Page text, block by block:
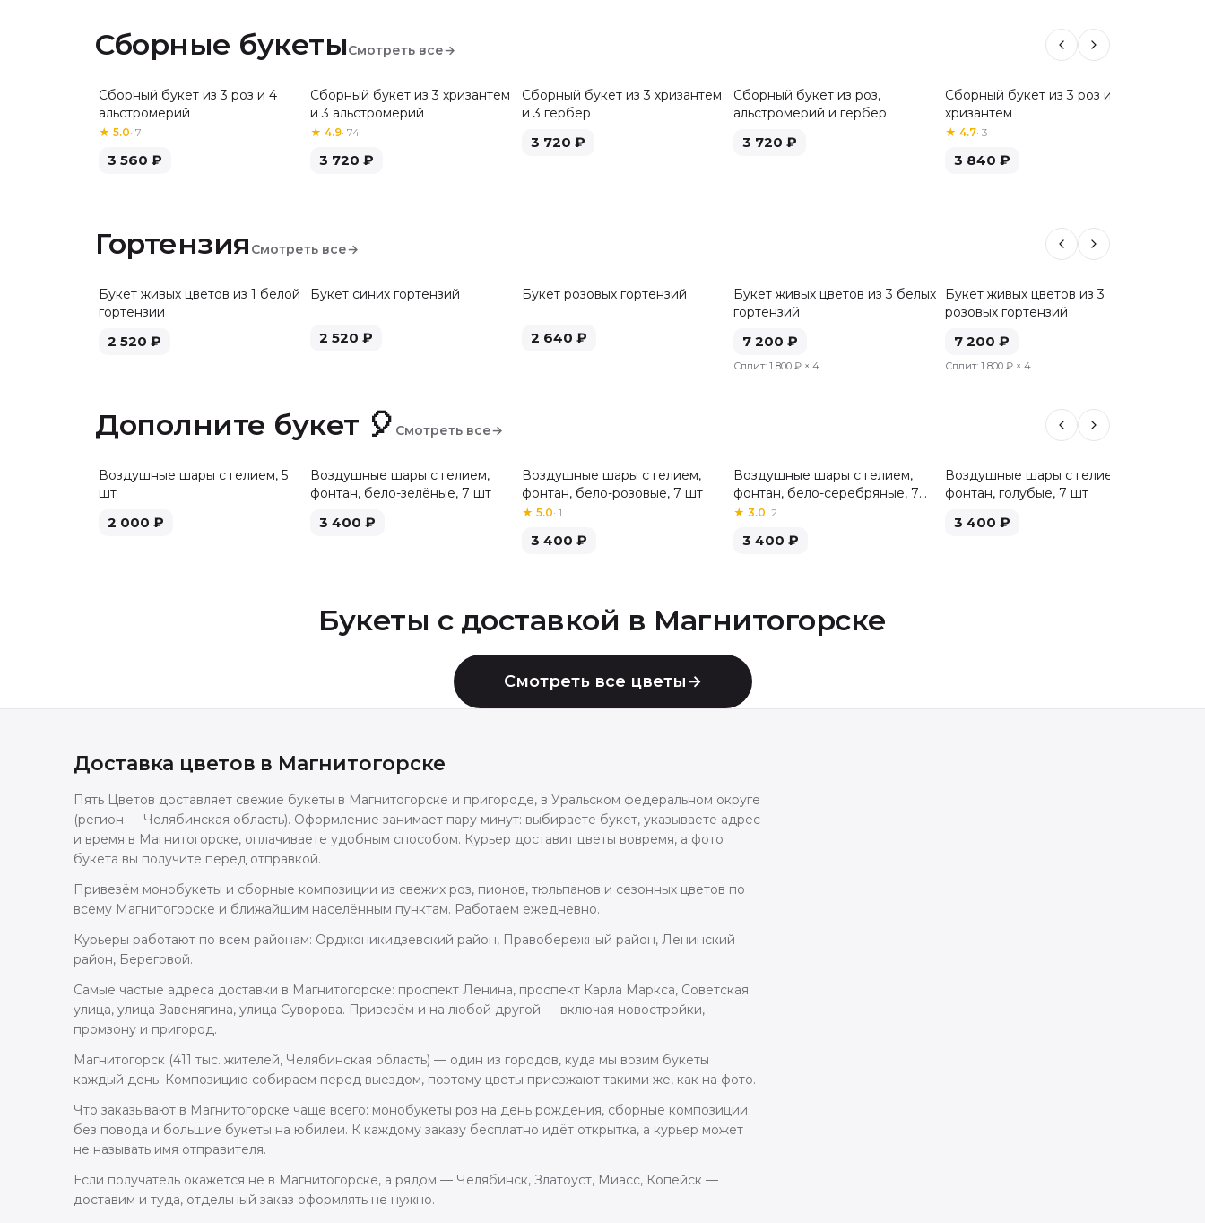
Сборные букетыСмотреть все→
Сборный букет из 3 роз и 4
альстромерий
★ 5.0· 7
3 560 ₽
Хит
Сборный букет из 3 хризантем
и 3 альстромерий
★ 4.9· 74
3 720 ₽
Сборный букет из 3 хризантем
и 3 гербер
3 720 ₽
Сборный букет из роз,
альстромерий и гербер
3 720 ₽
Сборный букет из 3 роз и 3
хризантем
★ 4.7· 3
3 840 ₽
Гортензия Смотреть все→
Букет живых цветов из 1 белой
гортензии
2 520 ₽
Букет синих гортензий
2 520 ₽
Букет розовых гортензий
2 640 ₽
Букет живых цветов из 3 белых
гортензий
7 200 ₽
Сплит: 1 800 ₽ × 4
Букет живых цветов из 3
розовых гортензий
7 200 ₽
Сплит: 1 800 ₽ × 4
Дополните букет 🎈 Смотреть все→
Воздушные шары с гелием, 5
шт
2 000 ₽
Воздушные шары с гелием,
фонтан, бело-зелёные, 7 шт
3 400 ₽
Воздушные шары с гелием,
фонтан, бело-розовые, 7 шт
★ 5.0· 1
3 400 ₽
Воздушные шары с гелием,
фонтан, бело-серебряные, 7
шт
★ 3.0· 2
3 400 ₽
Воздушные шары с гелием,
фонтан, голубые, 7 шт
3 400 ₽
Букеты с доставкой в Магнитогорске
Смотреть все цветы→
Доставка цветов в Магнитогорске
Пять Цветов доставляет свежие букеты в Магнитогорске и пригороде, в Уральском федеральном округе
(регион — Челябинская область). Оформление занимает пару минут: выбираете букет, указываете адрес
и время в Магнитогорске, оплачиваете удобным способом. Курьер доставит цветы вовремя, а фото
букета вы получите перед отправкой.
Привезём монобукеты и сборные композиции из свежих роз, пионов, тюльпанов и сезонных цветов по
всему Магнитогорске и ближайшим населённым пунктам. Работаем ежедневно.
Курьеры работают по всем районам: Орджоникидзевский район, Правобережный район, Ленинский
район, Береговой.
Самые частые адреса доставки в Магнитогорске: проспект Ленина, проспект Карла Маркса, Советская
улица, улица Завенягина, улица Суворова. Привезём и на любой другой — включая новостройки,
промзону и пригород.
Магнитогорск (411 тыс. жителей, Челябинская область) — один из городов, куда мы возим букеты
каждый день. Композицию собираем перед выездом, поэтому цветы приезжают такими же, как на фото.
Что заказывают в Магнитогорске чаще всего: монобукеты роз на день рождения, сборные композиции
без повода и большие букеты на юбилеи. К каждому заказу бесплатно идёт открытка, а курьер может
не называть имя отправителя.
Если получатель окажется не в Магнитогорске, а рядом — Челябинск, Златоуст, Миасс, Копейск —
доставим и туда, отдельный заказ оформлять не нужно.